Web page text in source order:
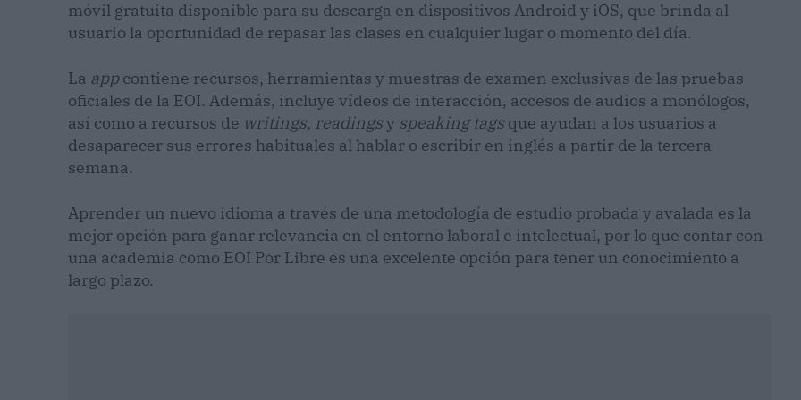
móvil gratuita disponible para su descarga en dispositivos Android y iOS, que brinda al
usuario la oportunidad de repasar las clases en cualquier lugar o momento del día.
La appcontiene recursos, herramientas y muestras de examen exclusivas de las pruebas
oficiales de la EOI. Además, incluye vídeos de interacción, accesos de audios a monólogos,
así como a recursos de writings, readingsy speaking tagsque ayudan a los usuarios a
desaparecer sus errores habituales al hablar o escribir en inglés a partir de la tercera
semana.
Aprender un nuevo idioma a través de una metodología de estudio probada y avalada es la
mejor opción para ganar relevancia en el entorno laboral e intelectual, por lo que contar con
una academia como EOI Por Libre es una excelente opción para tener un conocimiento a
largo plazo.